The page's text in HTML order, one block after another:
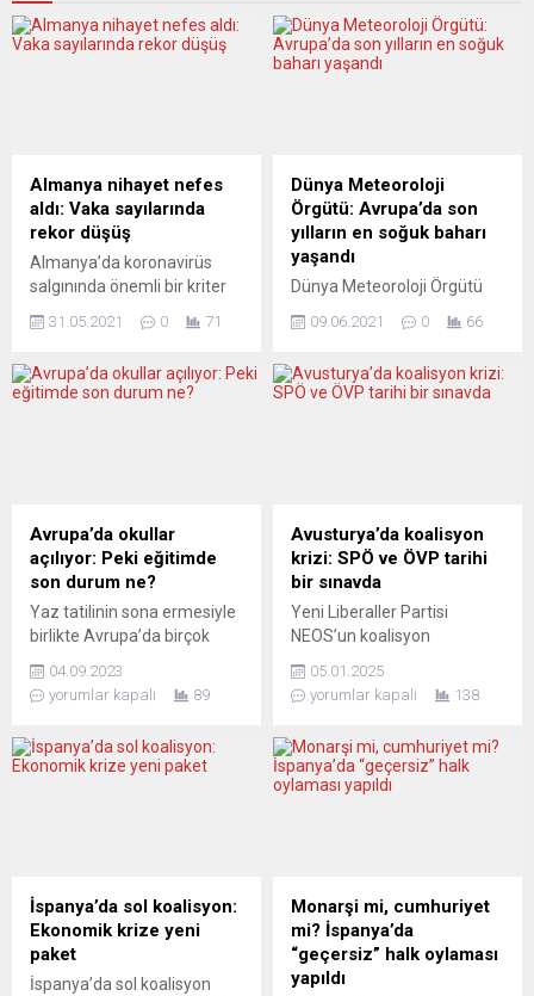
Almanya nihayet nefes
aldı: Vaka sayılarında
rekor düşüş
Almanya’da koronavirüs
salgınında önemli bir kriter
değeri 35,2’ye gerileyerek
düşük düzeyine ulaştı.
değeri geçen yılın ekim
ayından bu yana en düşük
seviyesine ulaştı....
31.05.2021 0 71
Dünya Meteoroloji
Örgütü: Avrupa’da son
yılların en soğuk baharı
yaşandı
Dünya Meteoroloji Örgütü
2013’ten bu yana en soğuk
sıcaklıkların özellikle Afrika,
olan DMÖ’nün Sözcüsü
Clare Nullis, BM Cenevre
Ofisi’nde düzenlenen basın
2013’ten bu yana en...
09.06.2021 0 66
Avrupa’da okullar
açılıyor: Peki eğitimde
son durum ne?
Yaz tatilinin sona ermesiyle
birlikte Avrupa’da birçok
çalıyor. Bazı bölgelerde ise
yeni eğitim-öğretim yılı
başlamıştı. Bu süreç, basın
tarafından eğitim
olarak görülüyor. İngiltere’de
100’den fazla okulun, eğitim
yılının başlamasından kısa...
04.09.2023
yorumlar kapalı
89
Avusturya’da koalisyon
krizi: SPÖ ve ÖVP tarihi
bir sınavda
Yeni Liberaller Partisi
NEOS’un koalisyon
çekilmesinin ardından ÖVP
ve SPÖ ortak bir koalisyon
devam kararı aldılar. Konuya
ilişkin bir haber analiz
çok kolay olmayacağı geçen
günlerde kendisini belli etti.
Bütçe açığının onarılması,
vergiler ve...
05.01.2025
yorumlar kapalı
138
İspanya’da sol koalisyon:
Ekonomik krize yeni
paket
İspanya’da sol koalisyon
Monarşi mi, cumhuriyet
mi? İspanya’da
“geçersiz” halk oylaması
yapıldı